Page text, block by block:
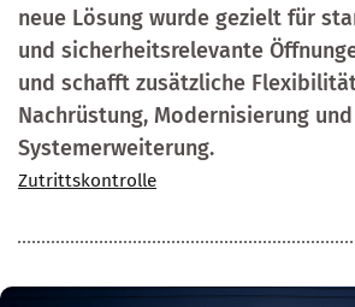
neue Lösung wurde gezielt für
und sicherheitsrelevante
und schafft zusätzliche
Nachrüstung, Modernisierung und
Systemerweiterung.
Zutrittskontrolle